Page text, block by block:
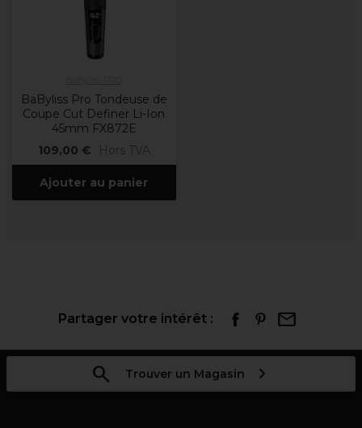
BaByliss Pro Tondeuse de
Coupe Cut Definer Li-Ion
45mm FX872E
109,00 €
Hors TVA
Ajouter au panier
Partager votre intérêt :
Trouver un Magasin